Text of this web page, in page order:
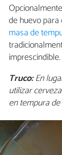
de huevo
masa de
imprescindible.
Truco:En
utilizar
en tempura